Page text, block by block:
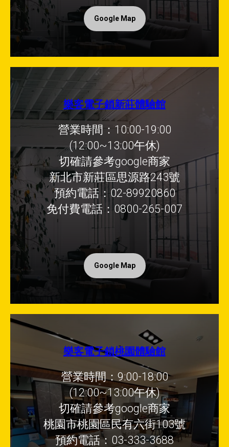
Google Map
樂客電子鎖新莊體驗館
營業時間：10:00-19:00
(12:00~13:00午休)
切確請參考google商家
新北市新莊區思源路243號
預約電話：02-89920860
免付費電話：0800-265-007
Google Map
樂客電子鎖桃園體驗館
營業時間：9:00-18:00
(12:00~13:00午休)
切確請參考google商家
桃園市桃園區民有六街103號
預約電話：03-333-3688